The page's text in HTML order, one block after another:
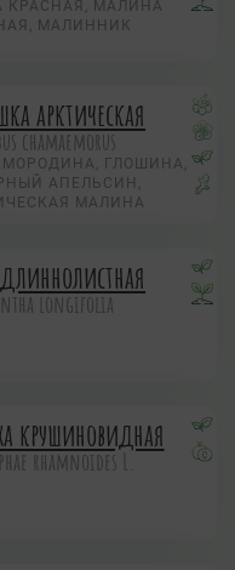
КРАСНАЯ, МАЛИНА
МАЛИННИК
арктическая
chamaemorus
ГЛОШИНА,
АПЕЛЬСИН,
МАЛИНА
longifolia
крушиновидная
rhamnoides L.